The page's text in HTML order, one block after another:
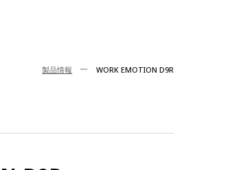
製品情報 WORK EMOTION D9R